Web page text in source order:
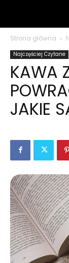
polsku
Strona główna
Najczęściej Czytane
KAWA
JAKIE